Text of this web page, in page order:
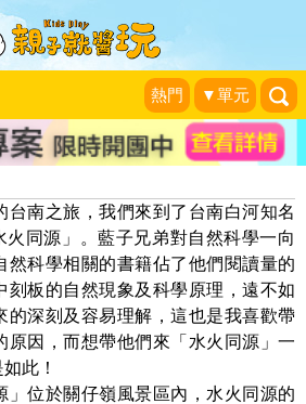
熱門 ▼單元
台南之旅，我們來到了台南白河知名
火同源」。藍子兄弟對自然科學一向
然科學相關的書籍佔了他們閱讀量的
刻板的自然現象及科學原理，遠不如
的深刻及容易理解，這也是我喜歡帶
原因，而想帶他們來「水火同源」一
此！
」位於關仔嶺風景區內，水火同源的